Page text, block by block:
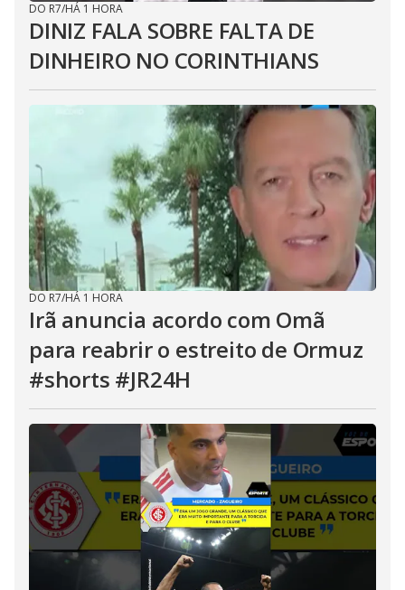
DO R7/HÁ 1 HORA
DINIZ FALA SOBRE FALTA DE
DINHEIRO NO CORINTHIANS
DO R7/HÁ 1 HORA
Irã anuncia acordo com Omã
para reabrir o estreito de Ormuz
#shorts #JR24H